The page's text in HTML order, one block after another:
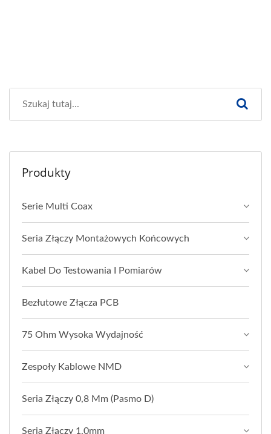
Produkty
Serie Multi Coax
Seria Złączy Montażowych Końcowych
Kabel Do Testowania I Pomiarów
Bezłutowe Złącza PCB
75 Ohm Wysoka Wydajność
Zespoły Kablowe NMD
Seria Złączy 0,8 Mm (pasmo D)
Seria Złączy 1.0mm